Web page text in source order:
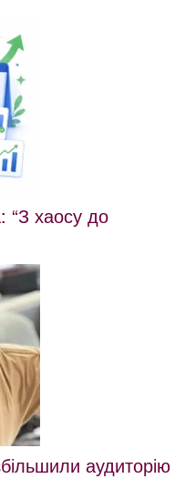
“З хаосу до
аудиторію